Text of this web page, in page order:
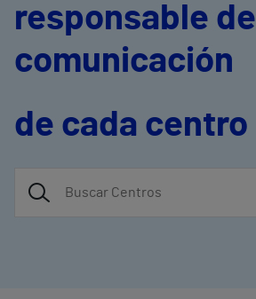
responsable de
comunicación
de cada centro